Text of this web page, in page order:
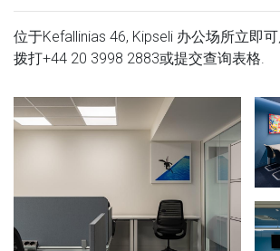
位于Kefallinias 46, Kipseli 办公场所立即
拨打+44 20 3998 2883或提交查询表格.